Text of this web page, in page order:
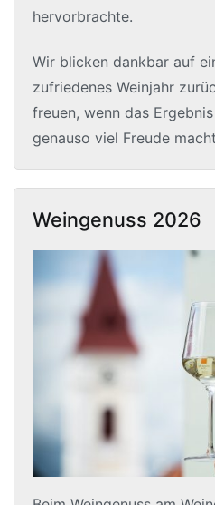
hervorbrachte.
Wir blicken dankbar auf
zufriedenes Weinjahr
freuen, wenn das
genauso viel Freude
Weingenuss 2026